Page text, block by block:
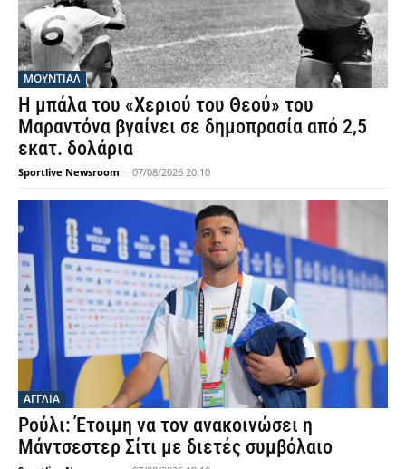
ΜΟΥΝΤΙΆΛ
Η μπάλα του «Χεριού του Θεού» του
Μαραντόνα βγαίνει σε δημοπρασία από 2,5
εκατ. δολάρια
Sportlive Newsroom - 07/08/2026 20:10
ΑΓΓΛΙΑ
Ρούλι: Έτοιμη να τον ανακοινώσει η
Μάντσεστερ Σίτι με διετές συμβόλαιο